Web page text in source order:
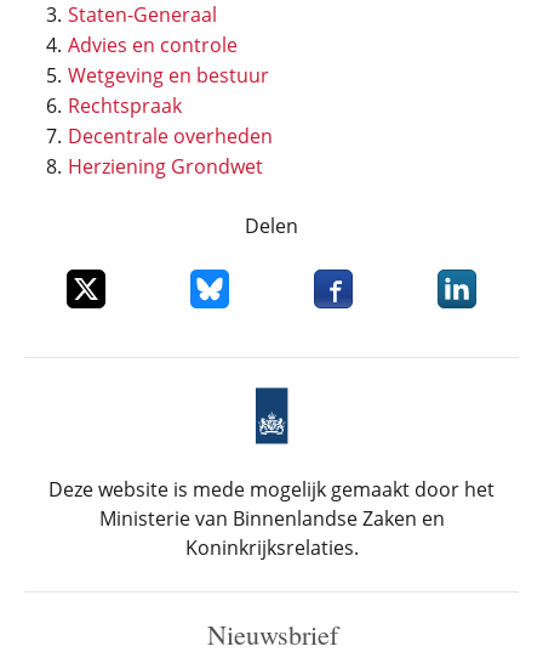
Staten-Generaal
Advies en controle
Wetgeving en bestuur
Rechtspraak
Decentrale overheden
Herziening Grondwet
Delen
Deel dit item op XDeel dit item op Bluesky
Deel dit item opDeel dit
Deze website is mede mogelijk gemaakt door het
Ministerie van Binnenlandse Zaken en
Koninkrijksrelaties.
Nieuwsbrief